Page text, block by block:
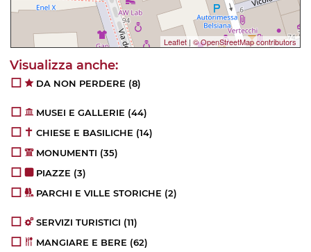
Leaflet | © OpenStreetMap contributors
DA NON PERDERE (8)
MUSEI E GALLERIE (44)
CHIESE E BASILICHE (14)
MONUMENTI (35)
PIAZZE (3)
PARCHI E VILLE STORICHE (2)
SERVIZI TURISTICI (11)
MANGIARE E BERE (62)